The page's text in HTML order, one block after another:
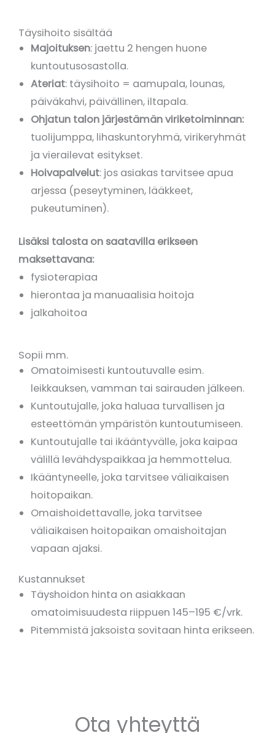
Täysihoito sisältää
Majoituksen: jaettu 2 hengen huone
kuntoutusosastolla.
Ateriat: täysihoito = aamupala, lounas,
päiväkahvi, päivällinen, iltapala.
Ohjatun talon järjestämän viriketoiminnan:
tuolijumppa, lihaskuntoryhmä, virikeryhmät
ja vierailevat esitykset.
Hoivapalvelut: jos asiakas tarvitsee apua
arjessa (peseytyminen, lääkkeet,
pukeutuminen).
Lisäksi talosta on saatavilla erikseen
maksettavana:
fysioterapiaa
hierontaa ja manuaalisia hoitoja
jalkahoitoa
Sopii mm.
Omatoimisesti kuntoutuvalle esim.
leikkauksen, vamman tai sairauden jälkeen.
Kuntoutujalle, joka haluaa turvallisen ja
esteettömän ympäristön kuntoutumiseen.
Kuntoutujalle tai ikääntyvälle, joka kaipaa
välillä levähdyspaikkaa ja hemmottelua.
Ikääntyneelle, joka tarvitsee väliaikaisen
hoitopaikan.
Omaishoidettavalle, joka tarvitsee
väliaikaisen hoitopaikan omaishoitajan
vapaan ajaksi.
Kustannukset
Täyshoidon hinta on asiakkaan
omatoimisuudesta riippuen 145–195 €/vrk.
Pitemmistä jaksoista sovitaan hinta erikseen.
Ota yhteyttä